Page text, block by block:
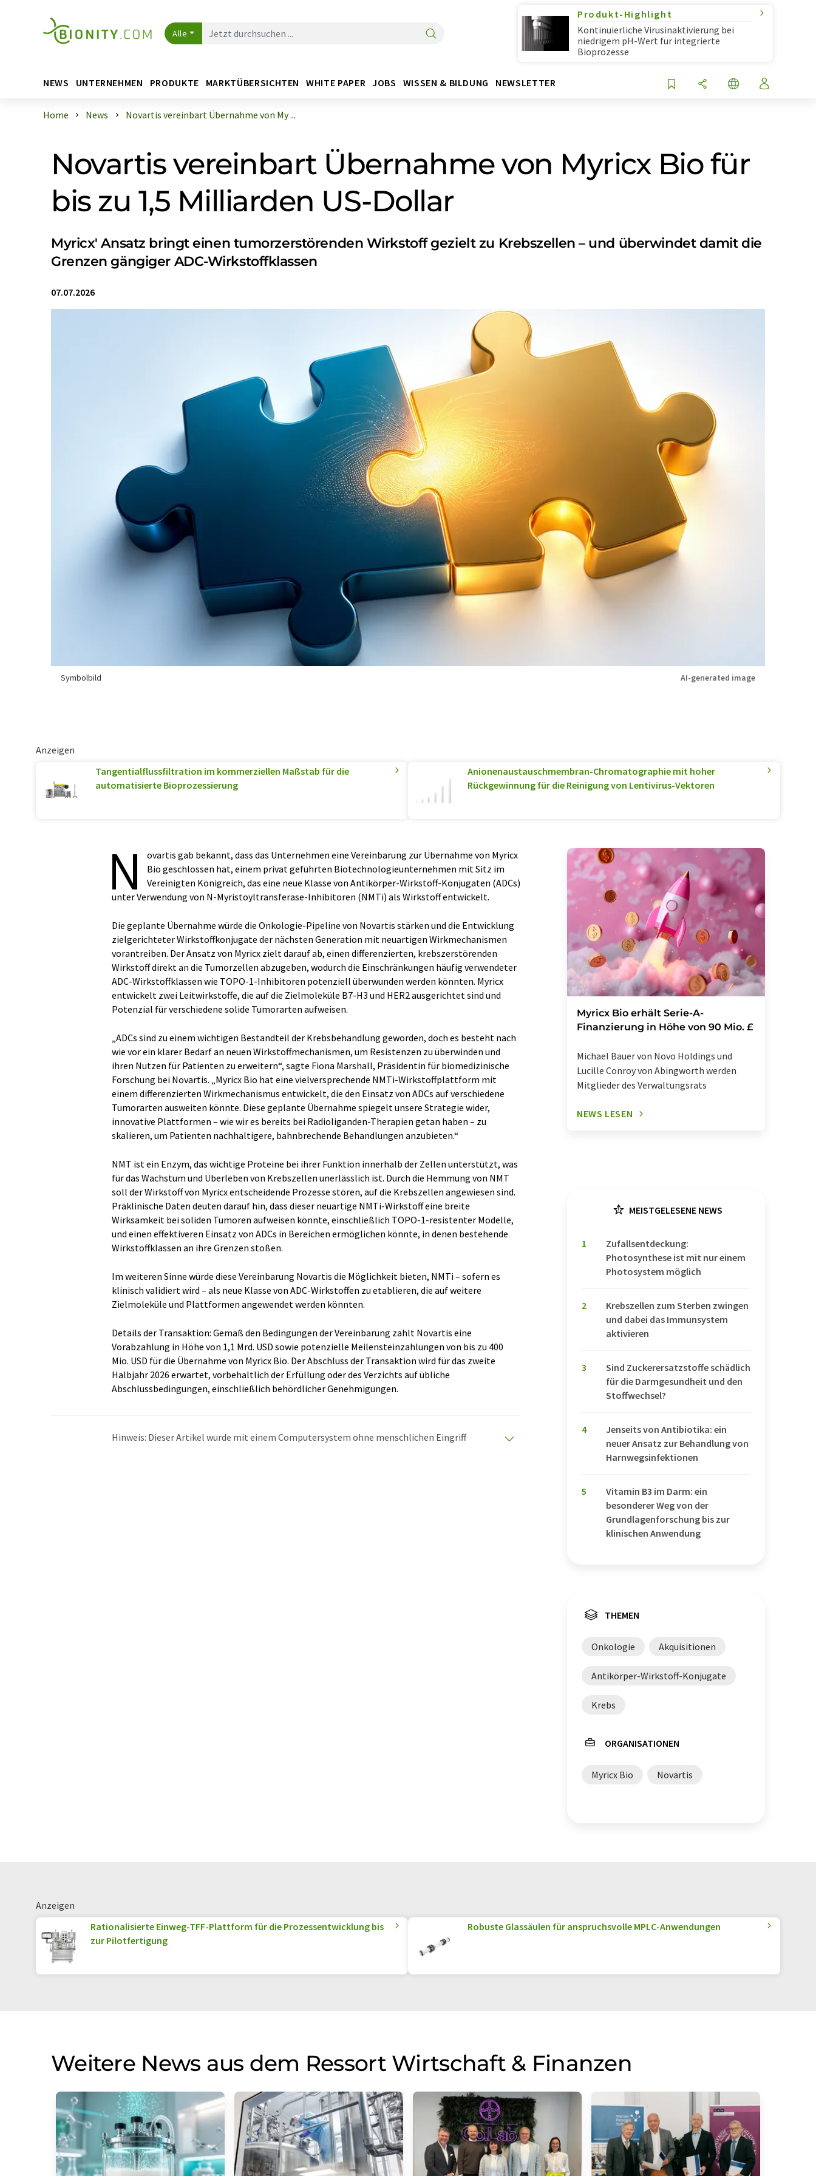
Alle
Produkt-Highlight
Kontinuierliche Virusinaktivierung bei
niedrigem pH-Wert für integrierte
Bioprozesse
NEWS UNTERNEHMEN PRODUKTE MARKTÜBERSICHTEN WHITE PAPER JOBS WISSEN & BILDUNG NEWSLETTER
Home News Novartis vereinbart Übernahme von My ...
Novartis vereinbart Übernahme von Myricx Bio für
bis zu 1,5 Milliarden US-Dollar
Myricx' Ansatz bringt einen tumorzerstörenden Wirkstoff gezielt zu Krebszellen – und überwindet damit die
Grenzen gängiger ADC-Wirkstoffklassen
07.07.2026
Symbolbild AI-generated image
Anzeigen
Tangentialflussfiltration im kommerziellen Maßstab für die
automatisierte Bioprozessierung
Anionenaustauschmembran-Chromatographie mit hoher
Rückgewinnung für die Reinigung von Lentivirus-Vektoren
N
ovartis gab bekannt, dass das Unternehmen eine Vereinbarung zur Übernahme von Myricx
Bio geschlossen hat, einem privat geführten Biotechnologieunternehmen mit Sitz im
Vereinigten Königreich, das eine neue Klasse von Antikörper-Wirkstoff-Konjugaten (ADCs)
unter Verwendung von N-Myristoyltransferase-Inhibitoren (NMTi) als Wirkstoff entwickelt.
Die geplante Übernahme würde die Onkologie-Pipeline von Novartis stärken und die Entwicklung
zielgerichteter Wirkstoffkonjugate der nächsten Generation mit neuartigen Wirkmechanismen
vorantreiben. Der Ansatz von Myricx zielt darauf ab, einen differenzierten, krebszerstörenden
Wirkstoff direkt an die Tumorzellen abzugeben, wodurch die Einschränkungen häufig verwendeter
ADC-Wirkstoffklassen wie TOPO-1-Inhibitoren potenziell überwunden werden könnten. Myricx
entwickelt zwei Leitwirkstoffe, die auf die Zielmoleküle B7-H3 und HER2 ausgerichtet sind und
Potenzial für verschiedene solide Tumorarten aufweisen.
„ADCs sind zu einem wichtigen Bestandteil der Krebsbehandlung geworden, doch es besteht nach
wie vor ein klarer Bedarf an neuen Wirkstoffmechanismen, um Resistenzen zu überwinden und
ihren Nutzen für Patienten zu erweitern“, sagte Fiona Marshall, Präsidentin für biomedizinische
Forschung bei Novartis. „Myricx Bio hat eine vielversprechende NMTi-Wirkstoffplattform mit
einem differenzierten Wirkmechanismus entwickelt, die den Einsatz von ADCs auf verschiedene
Tumorarten ausweiten könnte. Diese geplante Übernahme spiegelt unsere Strategie wider,
innovative Plattformen – wie wir es bereits bei Radioliganden-Therapien getan haben – zu
skalieren, um Patienten nachhaltigere, bahnbrechende Behandlungen anzubieten.“
NMT ist ein Enzym, das wichtige Proteine bei ihrer Funktion innerhalb der Zellen unterstützt, was
für das Wachstum und Überleben von Krebszellen unerlässlich ist. Durch die Hemmung von NMT
soll der Wirkstoff von Myricx entscheidende Prozesse stören, auf die Krebszellen angewiesen sind.
Präklinische Daten deuten darauf hin, dass dieser neuartige NMTi-Wirkstoff eine breite
Wirksamkeit bei soliden Tumoren aufweisen könnte, einschließlich TOPO-1-resistenter Modelle,
und einen effektiveren Einsatz von ADCs in Bereichen ermöglichen könnte, in denen bestehende
Wirkstoffklassen an ihre Grenzen stoßen.
Im weiteren Sinne würde diese Vereinbarung Novartis die Möglichkeit bieten, NMTi – sofern es
klinisch validiert wird – als neue Klasse von ADC-Wirkstoffen zu etablieren, die auf weitere
Zielmoleküle und Plattformen angewendet werden könnten.
Details der Transaktion: Gemäß den Bedingungen der Vereinbarung zahlt Novartis eine
Vorabzahlung in Höhe von 1,1 Mrd. USD sowie potenzielle Meilensteinzahlungen von bis zu 400
Mio. USD für die Übernahme von Myricx Bio. Der Abschluss der Transaktion wird für das zweite
Halbjahr 2026 erwartet, vorbehaltlich der Erfüllung oder des Verzichts auf übliche
Abschlussbedingungen, einschließlich behördlicher Genehmigungen.
Hinweis: Dieser Artikel wurde mit einem Computersystem ohne menschlichen Eingriff
Myricx Bio erhält Serie-A-
Finanzierung in Höhe von 90 Mio. £
Michael Bauer von Novo Holdings und
Lucille Conroy von Abingworth werden
Mitglieder des Verwaltungsrats
NEWS LESEN
MEISTGELESENE NEWS
1
Zufallsentdeckung:
Photosynthese ist mit nur einem
Photosystem möglich
2
Krebszellen zum Sterben zwingen
und dabei das Immunsystem
aktivieren
3
Sind Zuckerersatzstoffe schädlich
für die Darmgesundheit und den
Stoffwechsel?
4
Jenseits von Antibiotika: ein
neuer Ansatz zur Behandlung von
Harnwegsinfektionen
5
Vitamin B3 im Darm: ein
besonderer Weg von der
Grundlagenforschung bis zur
klinischen Anwendung
THEMEN
Onkologie Akquisitionen
Antikörper-Wirkstoff-Konjugate
Krebs
ORGANISATIONEN
Myricx Bio Novartis
Anzeigen
Rationalisierte Einweg-TFF-Plattform für die Prozessentwicklung bis
zur Pilotfertigung
Robuste Glassäulen für anspruchsvolle MPLC-Anwendungen
Weitere News aus dem Ressort Wirtschaft & Finanzen